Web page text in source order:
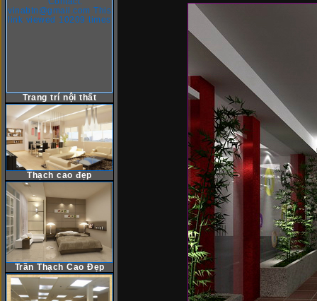
Trang trí nội thất
Thạch cao đẹp
Trần Thạch Cao Đẹp